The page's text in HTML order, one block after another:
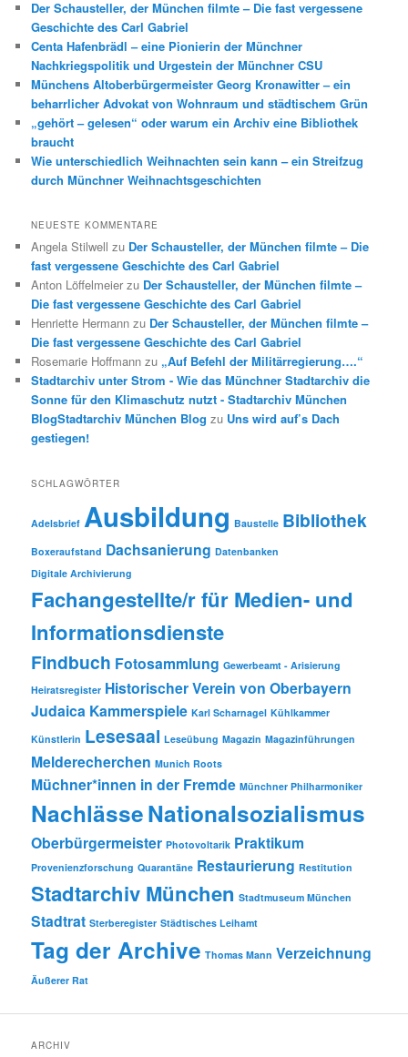
Der Schausteller, der München filmte – Die fast vergessene
Geschichte des Carl Gabriel
Centa Hafenbrädl – eine Pionierin der Münchner
Nachkriegspolitik und Urgestein der Münchner CSU
Münchens Altoberbürgermeister Georg Kronawitter – ein
beharrlicher Advokat von Wohnraum und städtischem Grün
„gehört – gelesen“ oder warum ein Archiv eine Bibliothek
braucht
Wie unterschiedlich Weihnachten sein kann – ein Streifzug
durch Münchner Weihnachtsgeschichten
NEUESTE KOMMENTARE
Angela Stilwell zu Der Schausteller, der München filmte – Die
fast vergessene Geschichte des Carl Gabriel
Anton Löffelmeier zu Der Schausteller, der München filmte –
Die fast vergessene Geschichte des Carl Gabriel
Henriette Hermann zu Der Schausteller, der München filmte –
Die fast vergessene Geschichte des Carl Gabriel
Rosemarie Hoffmann zu „Auf Befehl der Militärregierung….“
Stadtarchiv unter Strom - Wie das Münchner Stadtarchiv die
Sonne für den Klimaschutz nutzt - Stadtarchiv München
BlogStadtarchiv München Blog zu Uns wird auf’s Dach
gestiegen!
SCHLAGWÖRTER
Adelsbrief Ausbildung Baustelle Bibliothek
Boxeraufstand Dachsanierung Datenbanken
Digitale Archivierung
Fachangestellte/r für Medien- und
Informationsdienste
Findbuch Fotosammlung Gewerbeamt - Arisierung
Heiratsregister Historischer Verein von Oberbayern
Judaica Kammerspiele Karl Scharnagel Kühlkammer
Künstlerin Lesesaal Leseübung Magazin Magazinführungen
Melderecherchen Munich Roots
Müchner*innen in der Fremde Münchner Philharmoniker
NachlässeNationalsozialismus
Oberbürgermeister Photovoltarik Praktikum
Provenienzforschung Quarantäne Restaurierung Restitution
Stadtarchiv München Stadtmuseum München
Stadtrat Sterberegister Städtisches Leihamt
Tag der Archive Thomas Mann Verzeichnung
Äußerer Rat
ARCHIV